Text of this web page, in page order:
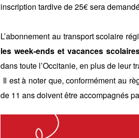
inscription tardive de 25€ sera
L’abonnement au transport scolaire
les week-ends et vacances
dans toute l’Occitanie, en plus de leur
Il est à noter que, conformément au
de 11 ans doivent être accompagnés